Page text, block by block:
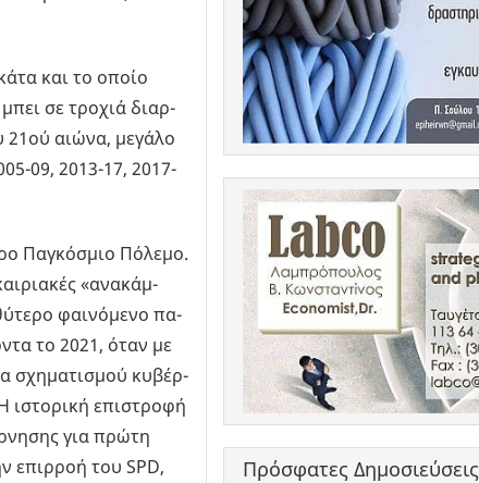
και το οποίο
σε τρο­χιά διαρ­
21ού αιώνα, με­γά­λο
09, 2013-17, 2017-
Πα­γκό­σμιο Πό­λε­μο.
«ανα­κάμ­
φαι­νό­με­νο πα­
το 2021, όταν με
σχη­μα­τι­σμού κυ­βέρ­
ιστο­ρι­κή επι­στρο­φή
για πρώτη
επιρ­ροή του SPD,
Πρόσφατες Δημοσιεύσεις